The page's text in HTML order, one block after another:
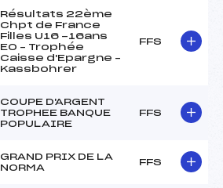
Résultats 22ème
Chpt de France
Filles U16 -16ans
EO – Trophée
Caisse d'Epargne –
Kassbohrer
FFS
COUPE D'ARGENT
TROPHEE BANQUE
POPULAIRE
FFS
GRAND PRIX DE LA
NORMA
FFS